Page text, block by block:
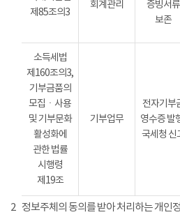
제85조의3
회계관리
증빙서류
보존
소득세법
제160조의3,
기부금품의
모집ㆍ사용
및 기부문화
활성화에
관한 법률
시행령
제19조
기부업무
전자기부
영수증 발
국세청 신
2 정보주체의 동의를 받아 처리하는 개인